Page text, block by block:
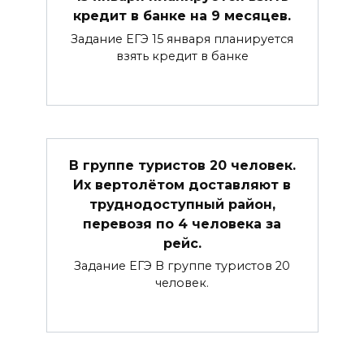
кредит в банке на 9 месяцев.
Задание ЕГЭ 15 января планируется
взять кредит в банке
В группе туристов 20 человек.
Их вертолётом доставляют в
труднодоступный район,
перевозя по 4 человека за
рейс.
Задание ЕГЭ В группе туристов 20
человек.